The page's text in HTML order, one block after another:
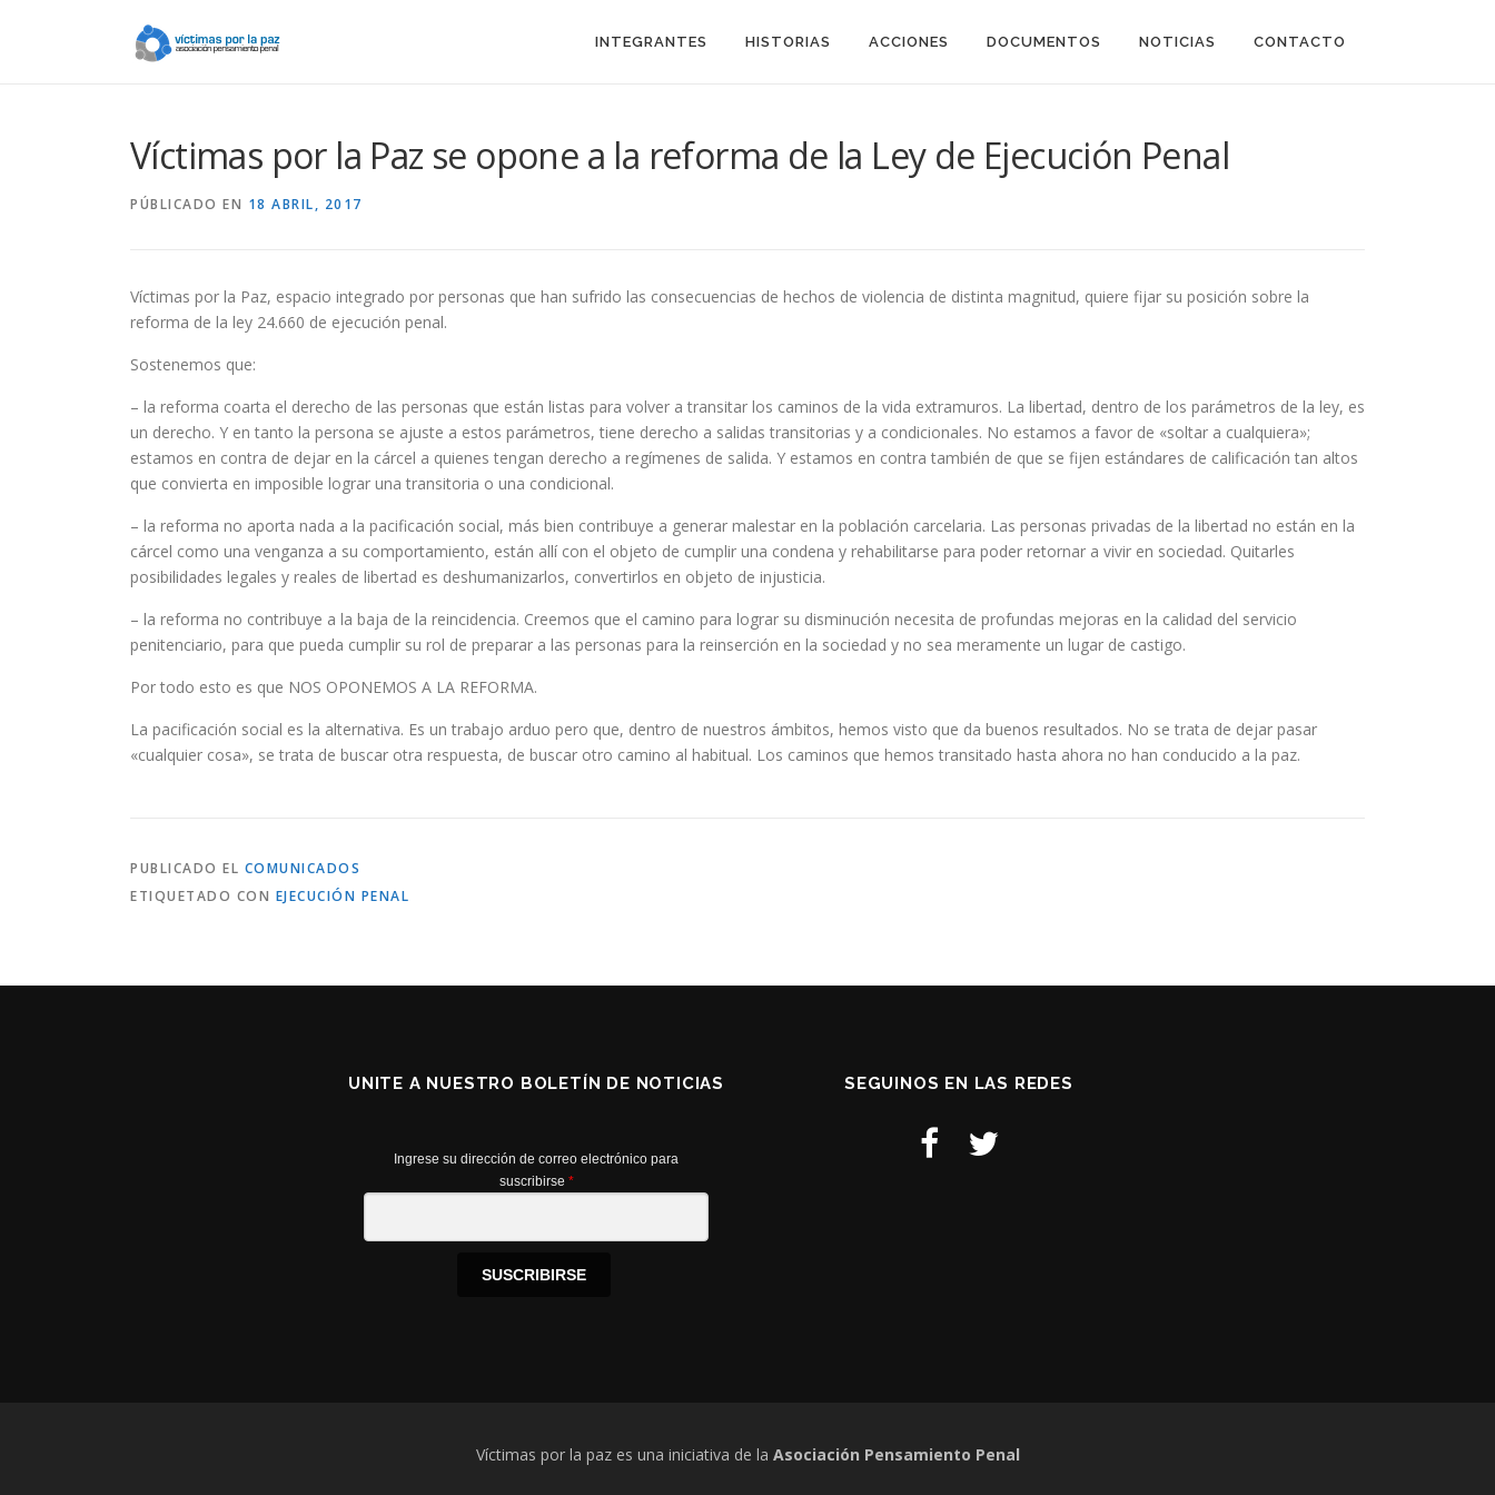
INTEGRANTES HISTORIAS ACCIONES DOCUMENTOS NOTICIAS CONTACTO
Víctimas por la Paz se opone a la reforma de la Ley de Ejecución Penal
PÚBLICADO EN 18 ABRIL, 2017
Víctimas por la Paz, espacio integrado por personas que han sufrido las consecuencias de hechos de violencia de distinta magnitud, quiere fijar su posición sobre la
reforma de la ley 24.660 de ejecución penal.
Sostenemos que:
– la reforma coarta el derecho de las personas que están listas para volver a transitar los caminos de la vida extramuros. La libertad, dentro de los parámetros de la ley, es
un derecho. Y en tanto la persona se ajuste a estos parámetros, tiene derecho a salidas transitorias y a condicionales. No estamos a favor de «soltar a cualquiera»;
estamos en contra de dejar en la cárcel a quienes tengan derecho a regímenes de salida. Y estamos en contra también de que se fijen estándares de calificación tan altos
que convierta en imposible lograr una transitoria o una condicional.
– la reforma no aporta nada a la pacificación social, más bien contribuye a generar malestar en la población carcelaria. Las personas privadas de la libertad no están en la
cárcel como una venganza a su comportamiento, están allí con el objeto de cumplir una condena y rehabilitarse para poder retornar a vivir en sociedad. Quitarles
posibilidades legales y reales de libertad es deshumanizarlos, convertirlos en objeto de injusticia.
– la reforma no contribuye a la baja de la reincidencia. Creemos que el camino para lograr su disminución necesita de profundas mejoras en la calidad del servicio
penitenciario, para que pueda cumplir su rol de preparar a las personas para la reinserción en la sociedad y no sea meramente un lugar de castigo.
Por todo esto es que NOS OPONEMOS A LA REFORMA.
La pacificación social es la alternativa. Es un trabajo arduo pero que, dentro de nuestros ámbitos, hemos visto que da buenos resultados. No se trata de dejar pasar
«cualquier cosa», se trata de buscar otra respuesta, de buscar otro camino al habitual. Los caminos que hemos transitado hasta ahora no han conducido a la paz.
PUBLICADO EL COMUNICADOS
ETIQUETADO CON EJECUCIÓN PENAL
UNITE A NUESTRO BOLETÍN DE NOTICIAS
Ingrese su dirección de correo electrónico para
suscribirse *
SUSCRIBIRSE
SEGUINOS EN LAS REDES
Víctimas por la paz es una iniciativa de la Asociación Pensamiento Penal